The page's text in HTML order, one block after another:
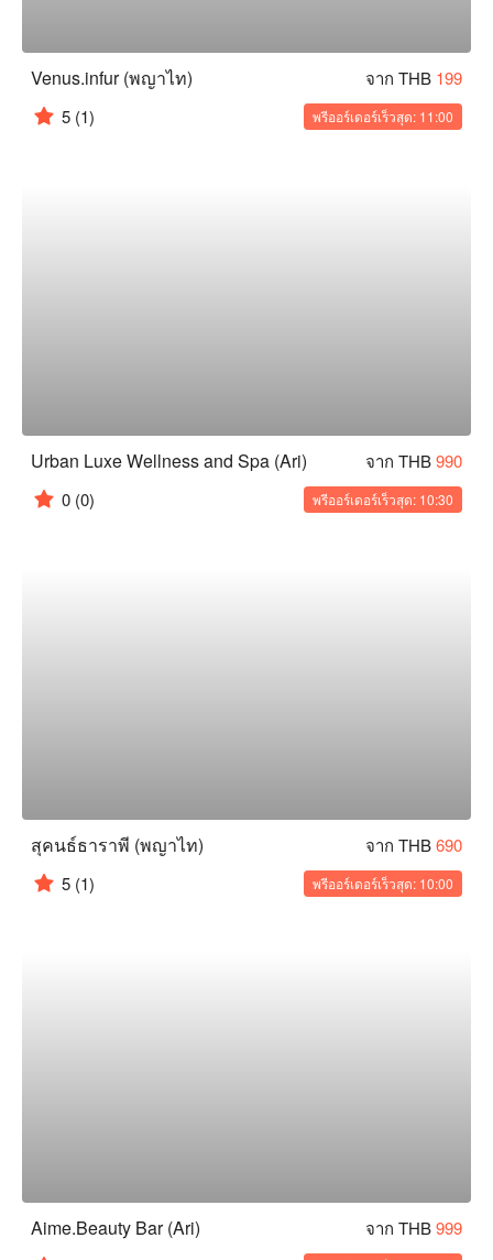
Venus.infur (พญาไท) จาก THB 199
5 (1) พรีออร์เดอร์เร็วสุด: 11:00
Urban Luxe Wellness and Spa (Ari) จาก THB990
0 (0) พรีออร์เดอร์เร็วสุด: 10:30
สุคนธ์ธาราพี (พญาไท) จาก THB690
5 (1) พรีออร์เดอร์เร็วสุด: 10:00
Aime.Beauty Bar (Ari) จาก THB999